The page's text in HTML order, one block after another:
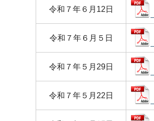
令和７年６月12日
令和７年６月５日
令和７年５月29日
令和７年５月22日